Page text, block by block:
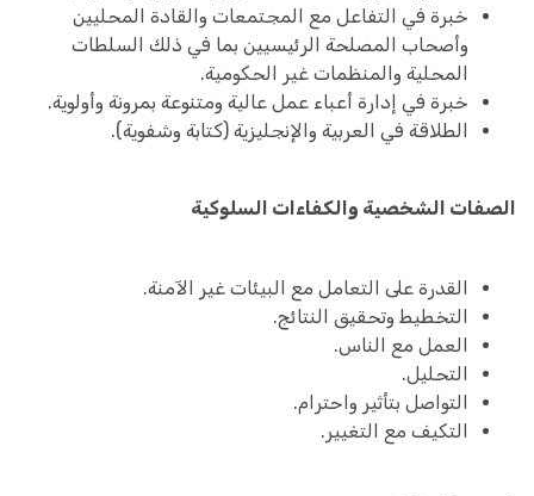
خبرة في التفاعل مع المجتمعات والقادة المحليين
وأصحاب المصلحة الرئيسيين بما في ذلك السلطات
المحلية والمنظمات غير الحكومية.
خبرة في إدارة أعباء عمل عالية ومتنوعة بمرونة وأولوية.
الطلاقة في العربية والإنجليزية (كتابة وشفوية).
الصفات الشخصية والكفاءات السلوكية
القدرة على التعامل مع البيئات غير الآمنة.
التخطيط وتحقيق النتائج.
العمل مع الناس.
التحليل.
التواصل بتأثير واحترام.
التكيف مع التغيير.